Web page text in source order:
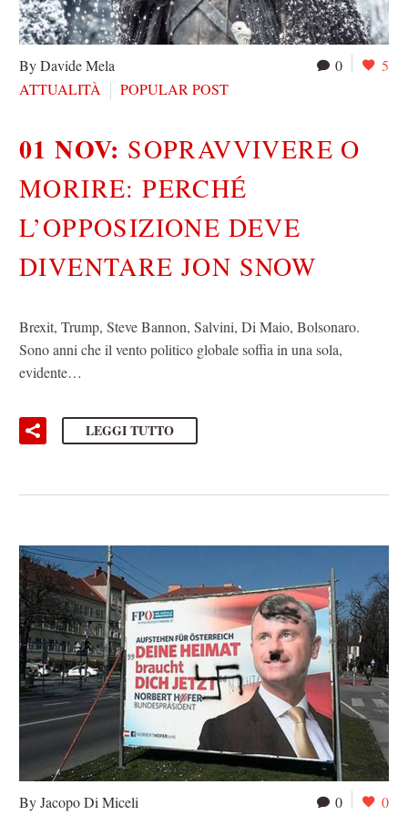
0 5
By Davide Mela
ATTUALITÀ
POPULAR POST
01 NOV: SOPRAVVIVERE O
MORIRE: PERCHÉ
L’OPPOSIZIONE DEVE
DIVENTARE JON SNOW
Brexit, Trump, Steve Bannon, Salvini, Di Maio, Bolsonaro.
Sono anni che il vento politico globale soffia in una sola,
evidente…
LEGGI TUTTO
0 0
By Jacopo Di Miceli